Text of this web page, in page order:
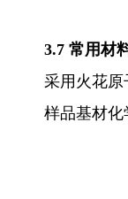
3.7 常用材
采用火花原子
样品基材化学